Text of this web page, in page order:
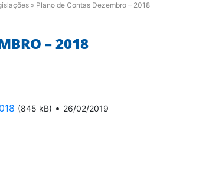
» Plano de Contas Dezembro – 2018
– 2018
(845 kB) • 26/02/2019